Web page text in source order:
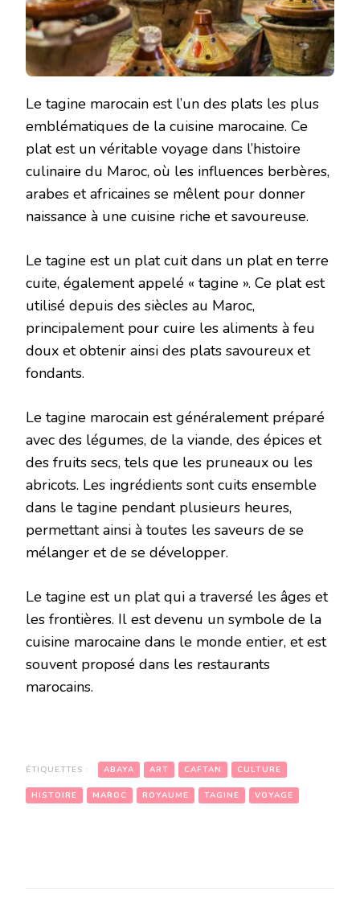
Le tagine marocain est l’un des plats les plus
emblématiques de la cuisine marocaine. Ce
plat est un véritable voyage dans l’histoire
culinaire du Maroc, où les influences berbères,
arabes et africaines se mêlent pour donner
naissance à une cuisine riche et savoureuse.
Le tagine est un plat cuit dans un plat en terre
cuite, également appelé « tagine ». Ce plat est
utilisé depuis des siècles au Maroc,
principalement pour cuire les aliments à feu
doux et obtenir ainsi des plats savoureux et
fondants.
Le tagine marocain est généralement préparé
avec des légumes, de la viande, des épices et
des fruits secs, tels que les pruneaux ou les
abricots. Les ingrédients sont cuits ensemble
dans le tagine pendant plusieurs heures,
permettant ainsi à toutes les saveurs de se
mélanger et de se développer.
Le tagine est un plat qui a traversé les âges et
les frontières. Il est devenu un symbole de la
cuisine marocaine dans le monde entier, et est
souvent proposé dans les restaurants
marocains.
ÉTIQUETTES : ABAYA ART CAFTAN CULTURE
HISTOIRE MAROC ROYAUME TAGINE VOYAGE